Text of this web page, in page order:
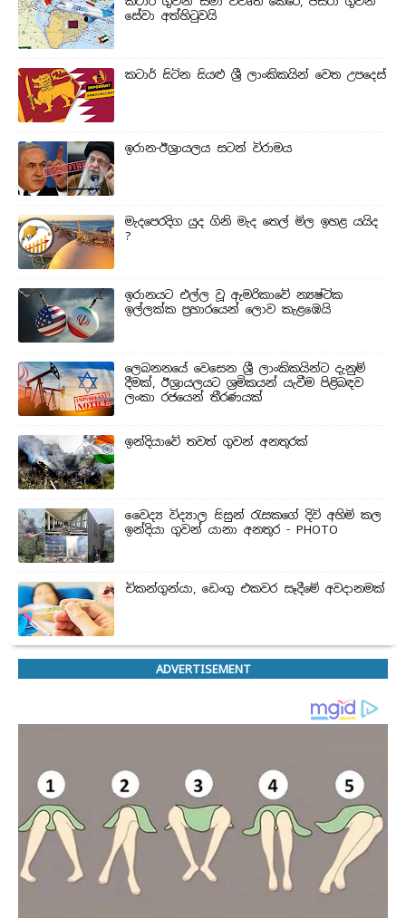
සේවා අත්හි‍ටුවයි
කටාර් සිටින සියළු ශ්‍රී ලාංකිකයින් වෙත උපදෙස්
ඉරාන-ඊශ්‍රායලය සටන් විරාමය
මැදපෙරදිග යුද ගිනි මැද තෙල් මිල ඉහළ යයිද
?
ඉරානයට එල්ල වූ ඇමරිකාවේ න්‍යෂ්ටික
ඉල්ලක්ක ප්‍රහාරයෙන් ලොව කැළඹෙයි
ලෙබනනයේ වෙසෙන ශ්‍රී ලාංකිකයින්ට දැනුම්
දීමක්, ඊශ්‍රායලයට ශ්‍රමිකයන් යැවීම පිළිබඳව
ලංකා රජයෙන් තීරණයක්
ඉන්දියාවේ තවත් ගුවන් අනතුරක්
වෛද්‍ය විද්‍යාල සිසුන් ‍රැසකගේ දිවි අහිමි කල
ඉන්දියා ගුවන් යානා අනතුර - PHOTO
චිකන්ගුන්යා, ඩෙංගු එකවර සෑදීමේ අවදානමක්
ADVERTISEMENT